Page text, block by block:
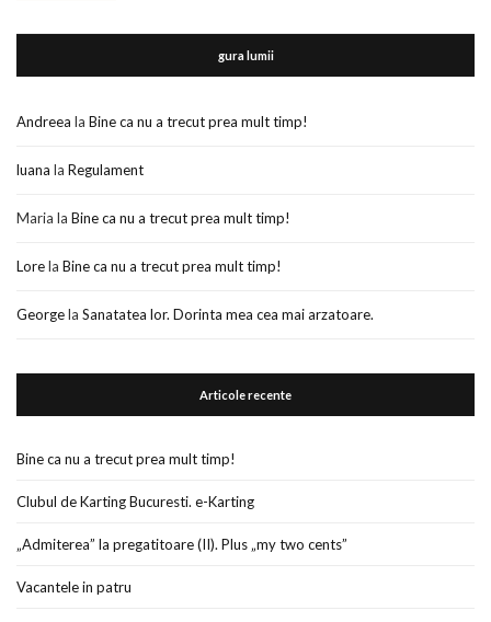
gura lumii
Andreea la Bine ca nu a trecut prea mult timp!
luana la Regulament
Maria la Bine ca nu a trecut prea mult timp!
Lorela Bine ca nu a trecut prea mult timp!
Georgela Sanatatea lor. Dorinta mea cea mai arzatoare.
Articole recente
Bine ca nu a trecut prea mult timp!
Clubul de Karting Bucuresti. e-Karting
„Admiterea” la pregatitoare (II). Plus „my two cents”
Vacantele in patru